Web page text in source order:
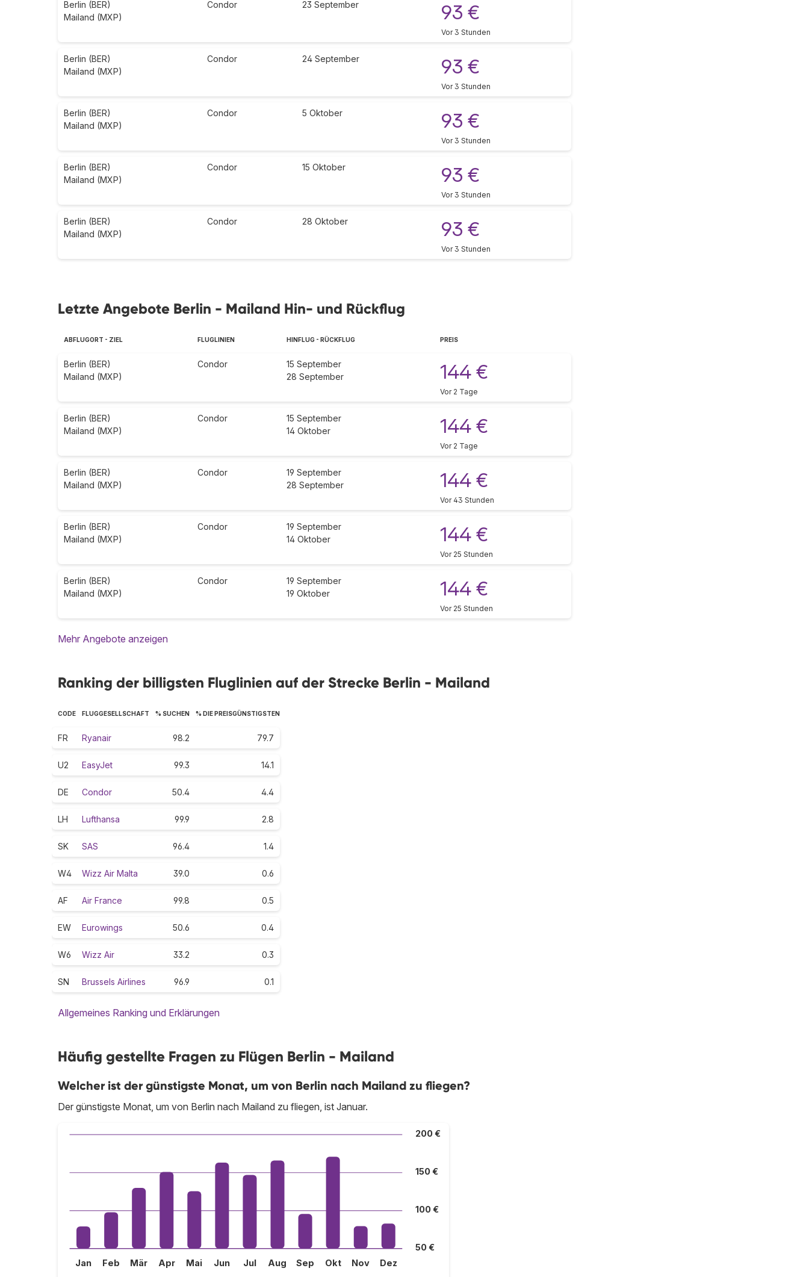
Berlin (BER)
Mailand (MXP)
Condor 23 September 93 €
Vor 3 Stunden
Berlin (BER)
Mailand (MXP)
Condor 24 September 93 €
Vor 3 Stunden
Berlin (BER)
Mailand (MXP)
Condor 5 Oktober 93 €
Vor 3 Stunden
Berlin (BER)
Mailand (MXP)
Condor 15 Oktober 93 €
Vor 3 Stunden
Berlin (BER)
Mailand (MXP)
Condor 28 Oktober 93 €
Vor 3 Stunden
Letzte Angebote Berlin - Mailand Hin- und Rückflug
ABFLUGORT - ZIEL FLUGLINIEN HINFLUG - RÜCKFLUG PREIS
Berlin (BER)
Mailand (MXP)
Condor
15 September
28 September
144 €
Vor 2 Tage
Berlin (BER)
Mailand (MXP)
Condor
15 September
14 Oktober
144 €
Vor 2 Tage
Berlin (BER)
Mailand (MXP)
Condor
19 September
28 September
144 €
Vor 43 Stunden
Berlin (BER)
Mailand (MXP)
Condor
19 September
14 Oktober
144 €
Vor 25 Stunden
Berlin (BER)
Mailand (MXP)
Condor
19 September
19 Oktober
144 €
Vor 25 Stunden
Mehr Angebote anzeigen
Ranking der billigsten Fluglinien auf der Strecke Berlin - Mailand
CODE FLUGGESELLSCHAFT % SUCHEN % DIE PREISGÜNSTIGSTEN
FR Ryanair 98.2 79.7
U2 EasyJet 99.3 14.1
DE Condor 50.4 4.4
LH Lufthansa 99.9 2.8
SK SAS 96.4 1.4
W4 Wizz Air Malta 39.0 0.6
AF Air France 99.8 0.5
EW Eurowings 50.6 0.4
W6 Wizz Air 33.2 0.3
SN Brussels Airlines 96.9 0.1
Allgemeines Ranking und Erklärungen
Häufig gestellte Fragen zu Flügen Berlin - Mailand
Welcher ist der günstigste Monat, um von Berlin nach Mailand zu fliegen?
Der günstigste Monat, um von Berlin nach Mailand zu fliegen, ist Januar.
50 €
100 €
150 €
200 €
Jan Feb Mär Apr Mai Jun Jul Aug Sep Okt Nov Dez